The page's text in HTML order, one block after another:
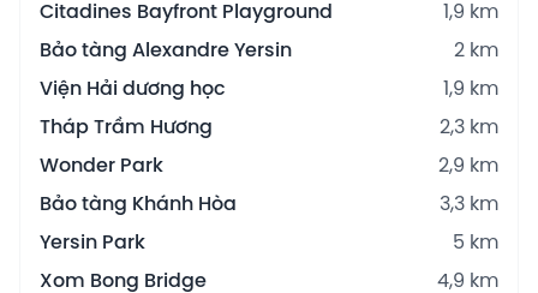
Citadines Bayfront Playground
1,9 km
Bảo tàng Alexandre Yersin
2 km
Viện Hải dương học
1,9 km
Tháp Trầm Hương
2,3 km
Wonder Park
2,9 km
Bảo tàng Khánh Hòa
3,3 km
Yersin Park
5 km
Xom Bong Bridge
4,9 km